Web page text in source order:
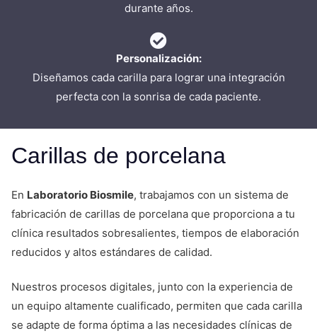
durante años.
Personalización:
Diseñamos cada carilla para lograr una integración
perfecta con la sonrisa de cada paciente.
Carillas de porcelana
En Laboratorio Biosmile, trabajamos con un sistema de
fabricación de carillas de porcelana que proporciona a tu
clínica resultados sobresalientes, tiempos de elaboración
reducidos y altos estándares de calidad.
Nuestros procesos digitales, junto con la experiencia de
un equipo altamente cualificado, permiten que cada carilla
se adapte de forma óptima a las necesidades clínicas de